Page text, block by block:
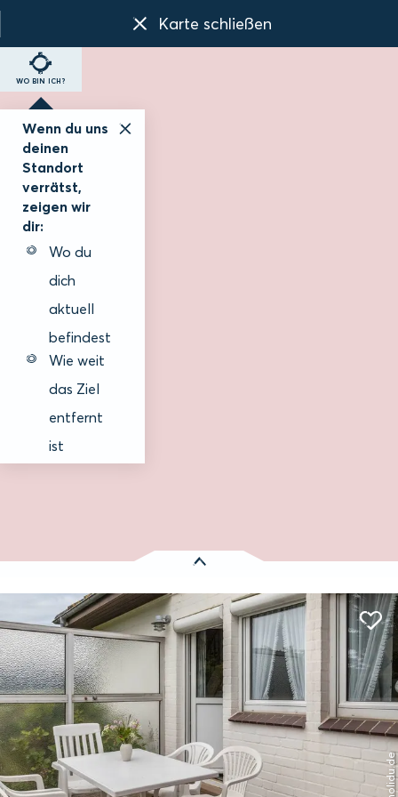
Karte schließen
WO BIN ICH?
Wenn du uns
deinen
Standort
verrätst,
zeigen wir
dir:
Wo du
dich
aktuell
befindest
Wie weit
das Ziel
entfernt
ist
Es wurden1 Treffergefunden:
Ferienhaus "Herich" mit Meerblick, Garten und Wlan
Nieblum Entfernung anzeigen
© holidu.de